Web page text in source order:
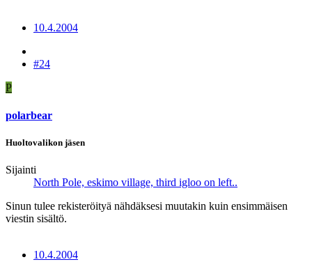
10.4.2004
#24
P
polarbear
Huoltovalikon jäsen
Sijainti
North Pole, eskimo village, third igloo on left..
Sinun tulee rekisteröityä nähdäksesi muutakin kuin ensimmäisen
viestin sisältö.
10.4.2004